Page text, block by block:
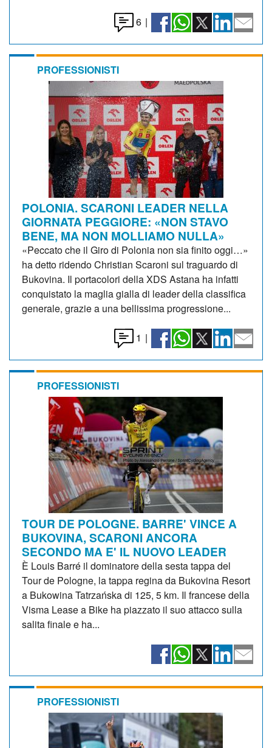
6 |
PROFESSIONISTI
POLONIA. SCARONI LEADER NELLA
GIORNATA PEGGIORE: «NON STAVO
BENE, MA NON MOLLIAMO NULLA»
«Peccato che il Giro di Polonia non sia finito oggi…»
ha detto ridendo Christian Scaroni sul traguardo di
Bukovina. Il portacolori della XDS Astana ha infatti
conquistato la maglia gialla di leader della classifica
generale, grazie a una bellissima progressione...
1 |
PROFESSIONISTI
TOUR DE POLOGNE. BARRE' VINCE A
BUKOVINA, SCARONI ANCORA
SECONDO MA E' IL NUOVO LEADER
È Louis Barré il dominatore della sesta tappa del
Tour de Pologne, la tappa regina da Bukovina Resort
a Bukowina Tatrzańska di 125, 5 km. Il francese della
Visma Lease a Bike ha piazzato il suo attacco sulla
salita finale e ha...
PROFESSIONISTI